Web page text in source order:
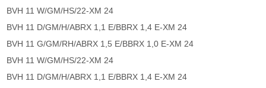
BVH 11 W/GM/HS/22-XM 24
BVH 11 D/GM/H/ABRX 1,1 E/BBRX 1,4 E-XM 24
BVH 11 G/GM/RH/ABRX 1,5 E/BBRX 1,0 E-XM 24
BVH 11 W/GM/HS/22-XM 24
BVH 11 D/GM/H/ABRX 1,1 E/BBRX 1,4 E-XM 24